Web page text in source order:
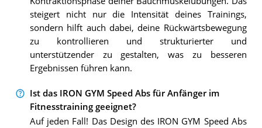
steigert nicht nur die Intensität deines Trainings,
sondern hilft auch dabei, deine Rückwärtsbewegung
zu kontrollieren und strukturierter und
unterstützender zu gestalten, was zu besseren
Ergebnissen führen kann.
Ist das IRON GYM Speed Abs für Anfänger im
Fitnesstraining geeignet?
Auf jeden Fall! Das Design des IRON GYM Speed Abs